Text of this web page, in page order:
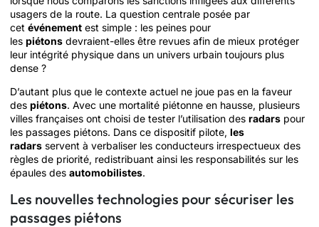
usagers de la route. La question centrale posée par
cet événement est simple : les peines pour
les piétons devraient-elles être revues afin de mieux protéger
leur intégrité physique dans un univers urbain toujours plus
dense ?
D’autant plus que le contexte actuel ne joue pas en la faveur
des piétons. Avec une mortalité piétonne en hausse, plusieurs
villes françaises ont choisi de tester l’utilisation des radars pour
les passages piétons. Dans ce dispositif pilote, les
radars servent à verbaliser les conducteurs irrespectueux des
règles de priorité, redistribuant ainsi les responsabilités sur les
épaules des automobilistes.
Les nouvelles technologies pour sécuriser les
passages piétons